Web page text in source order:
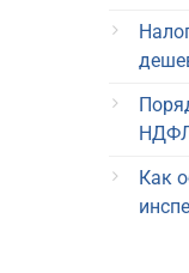
Как